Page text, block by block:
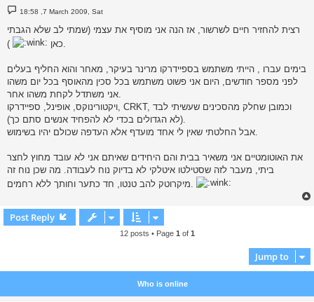
P
o
t
18:58 ,7 March 2009, Sat
רצית להחזיר חיים לשרשור, אז הנה אני מוסיף את עצמי (שמתי לב שלא הגבתי
כאן).
בימים עברו , הייתי משתמש בספיידרקו מרינר בעיקר, מאחר והוא החליף בעלים
לפני מספר חודשים, היום אני פשוט משתמש בכל סכין מהאוסף בכל יום משהו
אני משתדל לקחת משהו אחר.
ויקטורינוקס, אופינל, ספיידרקו, CRKT, וכמובן שחלק מהסכינים שעשיתי לבד
(לא הגדולים בכדי לא להפחיד אנשים סתם כך).
אבל החלטתי שאין לי אחד מועדף אלא העדפה שכולם יהיו בשימוש.
את האוטומטיים אני משאיר בבית והם היחידים שאיתם אני לא עובד מחוץ לחצר
ביתי, מעבר לזה שסטילטו איטלקי לא בדיוק נוח לעבודה. מה שכן נוח זה
מיקרוטק להב טנטו, חד כתער וחותך ללא רחמים.
Post Reply
12 posts • Page 1 of 1
Jump to
Who is online